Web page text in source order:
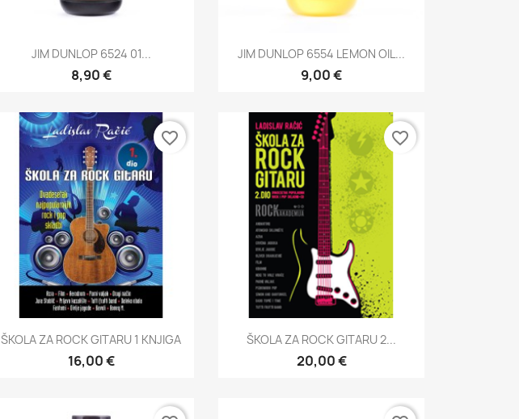
Brzi pregled
JIM DUNLOP 6524 01...
8,90 €
Brzi pregled
JIM DUNLOP 6554 LEMON OIL...
9,00 €
Brzi pregled
ŠKOLA ZA ROCK GITARU 1 KNJIGA
16,00 €
favorite_border
Brzi pregled
ŠKOLA ZA ROCK GITARU 2...
20,00 €
favorite_border